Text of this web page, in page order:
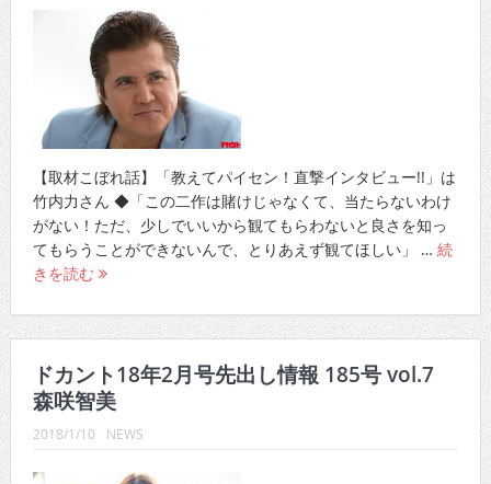
CINEMA×STYLE 286号
CINEMA×STYLE 285号
CINEMA×STYLE 294号
【取材こぼれ話】「教えてパイセン！直撃インタビュー!!」は
竹内力さん ◆「この二作は賭けじゃなくて、当たらないわけ
がない！ただ、少しでいいから観てもらわないと良さを知っ
てもらうことができないんで、とりあえず観てほしい」 … 続
きを読む
ドカント18年2月号先出し情報 185号 vol.7
森咲智美
2018/1/10 NEWS